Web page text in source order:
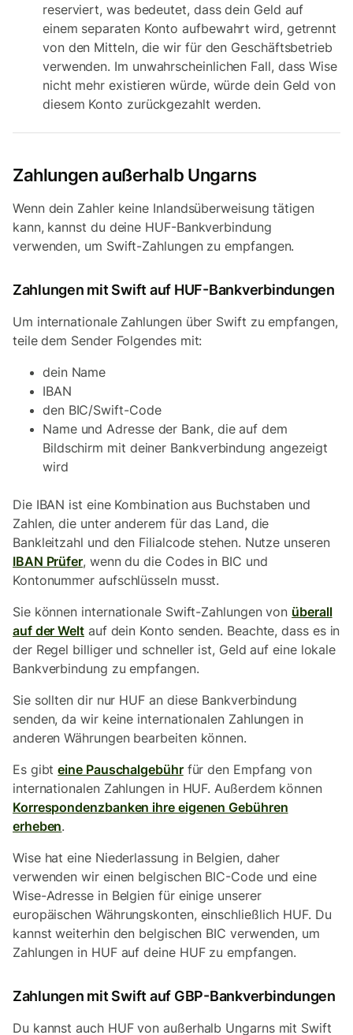
reserviert, was bedeutet, dass dein Geld auf
einem separaten Konto aufbewahrt wird, getrennt
von den Mitteln, die wir für den Geschäftsbetrieb
verwenden. Im unwahrscheinlichen Fall, dass Wise
nicht mehr existieren würde, würde dein Geld von
diesem Konto zurückgezahlt werden.
Zahlungen außerhalb Ungarns
Wenn dein Zahler keine Inlandsüberweisung tätigen
kann, kannst du deine HUF-Bankverbindung
verwenden, um Swift-Zahlungen zu empfangen.
Zahlungen mit Swift auf HUF-Bankverbindungen
Um internationale Zahlungen über Swift zu empfangen,
teile dem Sender Folgendes mit:
dein Name
IBAN
den BIC/Swift-Code
Name und Adresse der Bank, die auf dem
Bildschirm mit deiner Bankverbindung angezeigt
wird
Die IBAN ist eine Kombination aus Buchstaben und
Zahlen, die unter anderem für das Land, die
Bankleitzahl und den Filialcode stehen. Nutze unseren
IBAN Prüfer, wenn du die Codes in BIC und
Kontonummer aufschlüsseln musst.
Sie können internationale Swift-Zahlungen von überall
auf der Welt auf dein Konto senden. Beachte, dass es in
der Regel billiger und schneller ist, Geld auf eine lokale
Bankverbindung zu empfangen.
Sie sollten dir nur HUF an diese Bankverbindung
senden, da wir keine internationalen Zahlungen in
anderen Währungen bearbeiten können.
Es gibteine Pauschalgebührfür den Empfang von
internationalen Zahlungen in HUF. Außerdem können
Korrespondenzbanken ihre eigenen Gebühren
erheben.
Wise hat eine Niederlassung in Belgien, daher
verwenden wir einen belgischen BIC-Code und eine
Wise-Adresse in Belgien für einige unserer
europäischen Währungskonten, einschließlich HUF. Du
kannst weiterhin den belgischen BIC verwenden, um
Zahlungen in HUF auf deine HUF zu empfangen.
Zahlungen mit Swift auf GBP-Bankverbindungen
Du kannst auch HUF von außerhalb Ungarns mit Swift